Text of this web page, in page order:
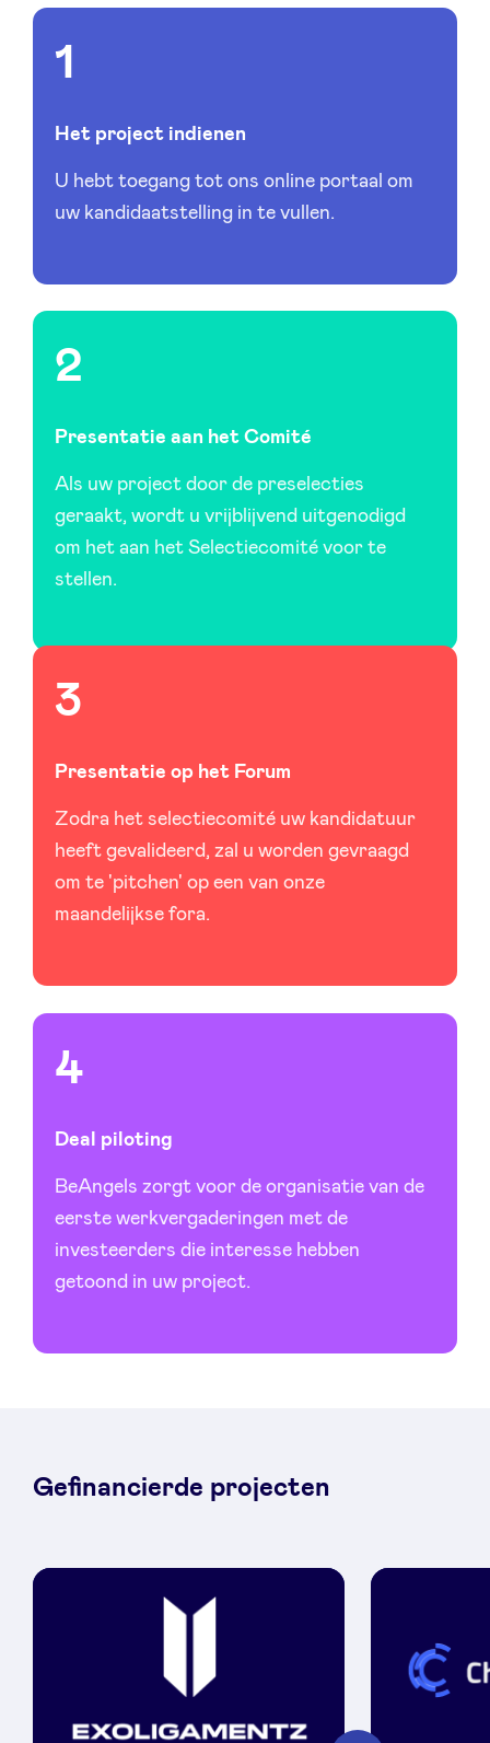
Het project indienen
U hebt toegang tot ons online portaal om
uw kandidaatstelling in te vullen.
Presentatie aan het Comité
Als uw project door de preselecties
geraakt, wordt u vrijblijvend uitgenodigd
om het aan het Selectiecomité voor te
stellen.
Presentatie op het Forum
Zodra het selectiecomité uw kandidatuur
heeft gevalideerd, zal u worden gevraagd
om te 'pitchen' op een van onze
maandelijkse fora.
Deal piloting
BeAngels zorgt voor de organisatie van de
eerste werkvergaderingen met de
investeerders die interesse hebben
getoond in uw project.
Gefinancierde projecten